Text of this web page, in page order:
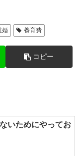
婚 養育費
コピー
いためにやってお